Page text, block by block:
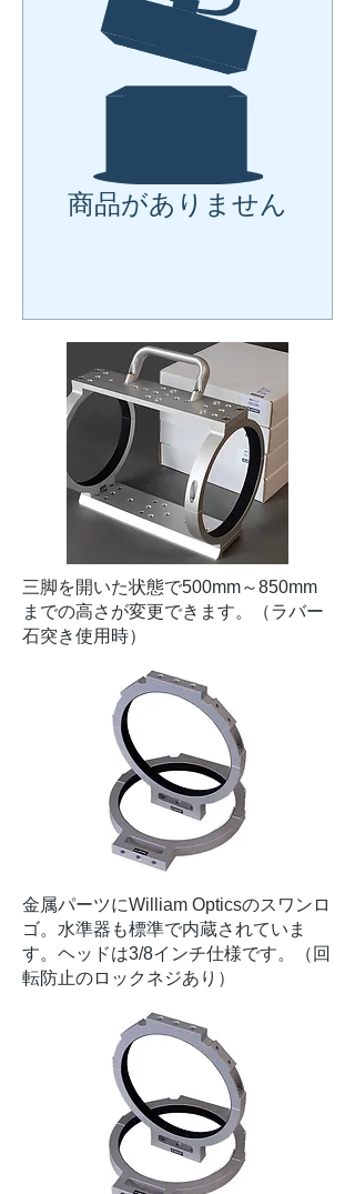
商品がありません
三脚を開いた状態で500mm～850mm
までの高さが変更できます。（ラバー
石突き使用時）
金属パーツにWilliam Opticsのスワンロ
ゴ。水準器も標準で内蔵されていま
す。ヘッドは3/8インチ仕様です。（回
転防止のロックネジあり）